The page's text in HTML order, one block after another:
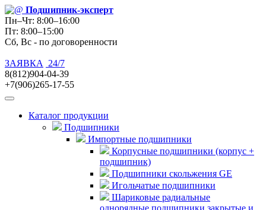
Подшипник-эксперт
Пн–Чт: 8:00–16:00
Пт: 8:00–15:00
Сб, Вс - по договоренности
ЗАЯВКА
24/7
8(812)904-04-39
+7(906)265-17-55
Каталог продукции
Подшипники
Импортные подшипники
Корпусные подшипники (корпус +
подшипник)
Подшипники скольжения GE
Игольчатые подшипники
Шариковые радиальные
однорядные подшипники закрытые и